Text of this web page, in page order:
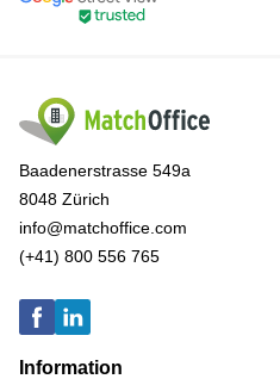
Baadenerstrasse 549a
8048 Zürich
info@matchoffice.com
(+41) 800 556 765
Information